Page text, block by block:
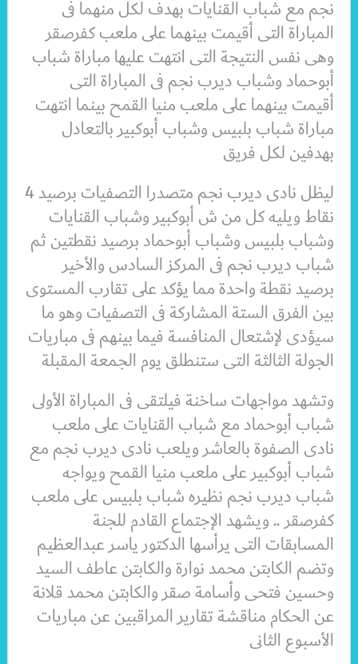
نجم مع شباب القنايات بهدف لكل منهما فى
المباراة التى أقيمت بينهما على ملعب كفرصقر
وهى نفس النتيجة التى انتهت عليها مباراة شباب
أبوحماد وشباب ديرب نجم فى المباراة التى
أقيمت بينهما على ملعب منيا القمح بينما انتهت
مباراة شباب بلبيس وشباب أبوكبير بالتعادل
بهدفين لكل فريق
ليظل نادى ديرب نجم متصدرا التصفيات برصيد 4
نقاط ويليه كل من ش أبوكبير وشباب القنايات
وشباب بلبيس وشباب أبوحماد برصيد نقطتين ثم
شباب ديرب نجم فى المركز السادس والأخير
برصيد نقطة واحدة مما يؤكد على تقارب المستوى
بين الفرق الستة المشاركة فى التصفيات وهو ما
سيؤدى لإشتعال المنافسة فيما بينهم فى مباريات
الجولة الثالثة التى ستنطلق يوم الجمعة المقبلة
وتشهد مواجهات ساخنة فيلتقى فى المباراة الأولى
شباب أبوحماد مع شباب القنايات على ملعب
نادى الصفوة بالعاشر ويلعب نادى ديرب نجم مع
شباب أبوكبير على ملعب منيا القمح ويواجه
شباب ديرب نجم نظيره شباب بلبيس على ملعب
كفرصقر .. ويشهد الإجتماع القادم للجنة
المسابقات التى يرأسها الدكتور ياسر عبدالعظيم
وتضم الكابتن محمد نوارة والكابتن عاطف السيد
وحسين فتحى وأسامة صقر والكابتن محمد قلانة
عن الحكام مناقشة تقارير المراقبين عن مباريات
الأسبوع الثانى